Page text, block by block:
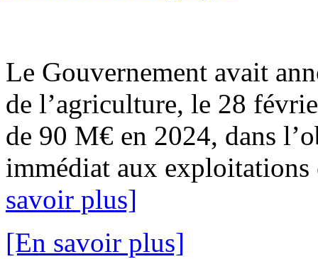
Le Gouvernement avait
de l’agriculture, le 28
de 90 M€ en 2024, dans
immédiat aux
savoir plus]
[En savoir plus]